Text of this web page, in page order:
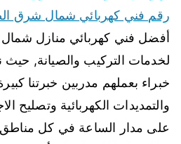
رقم فني كهربائي شمال شرق
أفضل فني كهربائي منازل
لخدمات التركيب والصيانة, حيث
خبراء بعملهم مدربين خبرتنا
والتمديدات الكهربائية وتصليح
على مدار الساعة في كل مناطق